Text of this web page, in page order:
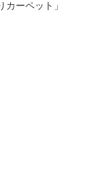
ーペット」